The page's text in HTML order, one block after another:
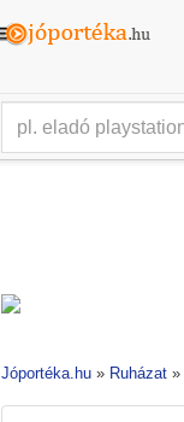
Jóportéka.hu » Ruházat »